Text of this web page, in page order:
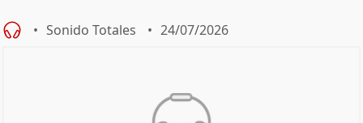
Sonido Totales 24/07/2026